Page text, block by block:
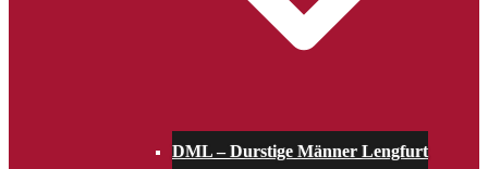
DML – Durstige Männer Lengfurt